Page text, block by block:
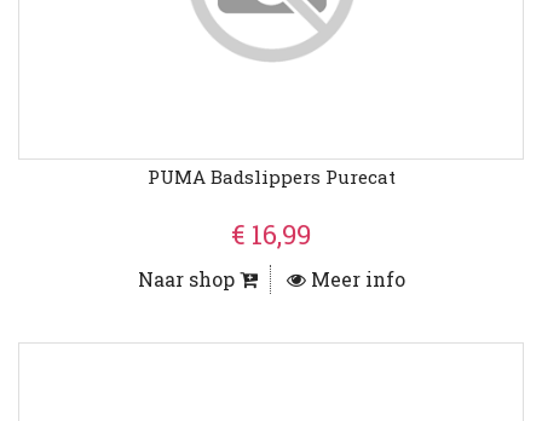
PUMA Badslippers Purecat
€ 16,99
Naar shop Meer info